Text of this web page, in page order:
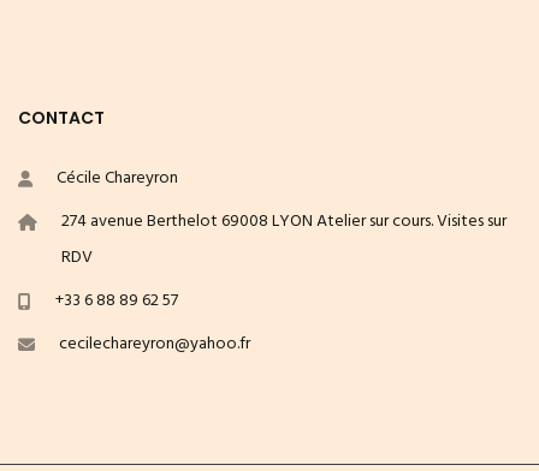
CONTACT
Cécile Chareyron
274 avenue Berthelot 69008 LYON Atelier sur cours. Visites sur
RDV
+33 6 88 89 62 57
cecilechareyron@yahoo.fr